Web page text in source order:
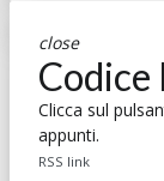
close
Codice
Clicca sul
appunti.
RSS link